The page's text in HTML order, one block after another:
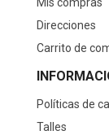
Direcciones
Carrito de
Políticas de
Talles